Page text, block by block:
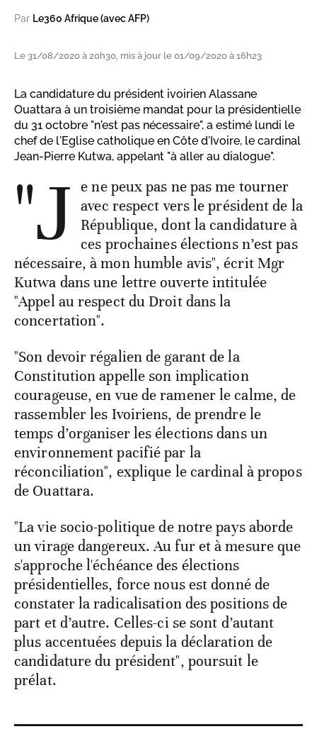
Par Le360 Afrique (avec AFP)
Le 31/08/2020 à 20h30, mis à jour le 01/09/2020 à 16h23
La candidature du président ivoirien Alassane
Ouattara à un troisième mandat pour la présidentielle
du 31 octobre "n'est pas nécessaire", a estimé lundi le
chef de l'Eglise catholique en Côte d'Ivoire, le cardinal
Jean-Pierre Kutwa, appelant "à aller au dialogue".
"J e ne peux pas ne pas me tourner
avec respect vers le président de la
République, dont la candidature à
ces prochaines élections n’est pas
nécessaire, à mon humble avis", écrit Mgr
Kutwa dans une lettre ouverte intitulée
"Appel au respect du Droit dans la
concertation".
"Son devoir régalien de garant de la
Constitution appelle son implication
courageuse, en vue de ramener le calme, de
rassembler les Ivoiriens, de prendre le
temps d’organiser les élections dans un
environnement pacifié par la
réconciliation", explique le cardinal à propos
de Ouattara.
"La vie socio-politique de notre pays aborde
un virage dangereux. Au fur et à mesure que
s'approche l'échéance des élections
présidentielles, force nous est donné de
constater la radicalisation des positions de
part et d’autre. Celles-ci se sont d’autant
plus accentuées depuis la déclaration de
candidature du président", poursuit le
prélat.